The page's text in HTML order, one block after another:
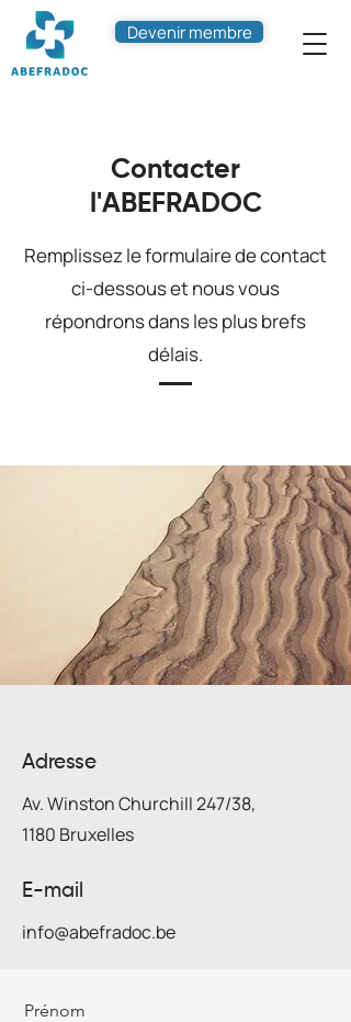
Devenir membre
Contacter
l'ABEFRADOC
Remplissez le formulaire de contact
ci-dessous et nous vous
répondrons dans les plus brefs
délais.
Adresse
Av. Winston Churchill 247/38,
1180 Bruxelles
E-mail
info@abefradoc.be
Prénom